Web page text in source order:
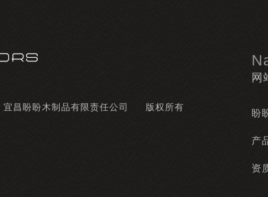
宜昌盼盼木制品有限责任公司 版权所有
网
盼
产
资